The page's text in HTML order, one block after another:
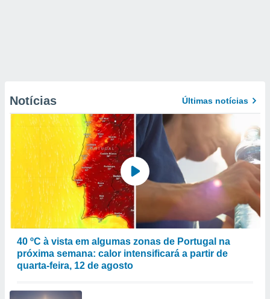
Notícias Últimas notícias
40 ºC à vista em algumas zonas de Portugal na
próxima semana: calor intensificará a partir de
quarta-feira, 12 de agosto